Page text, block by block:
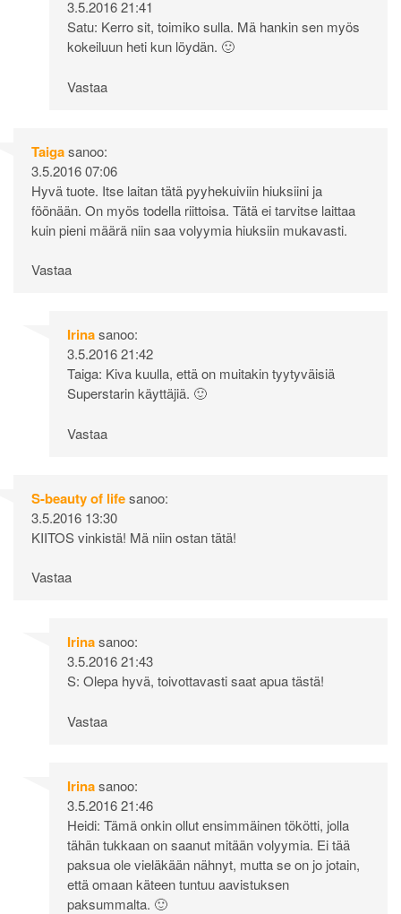
3.5.2016 21:41
Satu: Kerro sit, toimiko sulla. Mä hankin sen myös
kokeiluun heti kun löydän. 🙂
Vastaa
Taigasanoo:
3.5.2016 07:06
Hyvä tuote. Itse laitan tätä pyyhekuiviin hiuksiini ja
föönään. On myös todella riittoisa. Tätä ei tarvitse laittaa
kuin pieni määrä niin saa volyymia hiuksiin mukavasti.
Vastaa
Irinasanoo:
3.5.2016 21:42
Taiga: Kiva kuulla, että on muitakin tyytyväisiä
Superstarin käyttäjiä. 🙂
Vastaa
S-beauty of lifesanoo:
3.5.2016 13:30
KIITOS vinkistä! Mä niin ostan tätä!
Vastaa
Irinasanoo:
3.5.2016 21:43
S: Olepa hyvä, toivottavasti saat apua tästä!
Vastaa
Irinasanoo:
3.5.2016 21:46
Heidi: Tämä onkin ollut ensimmäinen tökötti, jolla
tähän tukkaan on saanut mitään volyymia. Ei tää
paksua ole vieläkään nähnyt, mutta se on jo jotain,
että omaan käteen tuntuu aavistuksen
paksummalta. 🙂